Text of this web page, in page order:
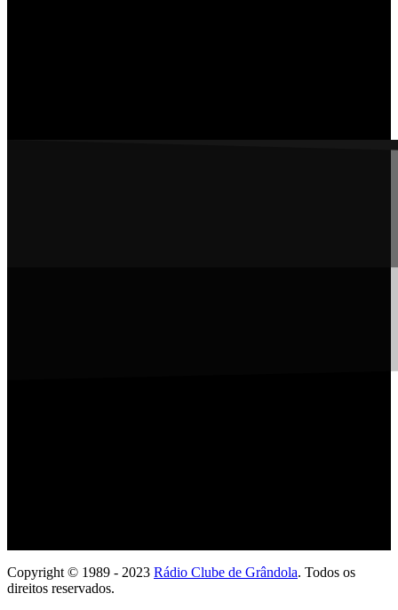
Copyright © 1989 - 2023 Rádio Clube de Grândola. Todos os
direitos reservados.